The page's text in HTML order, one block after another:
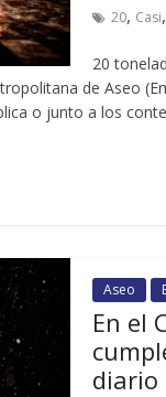
20, Casi,
20
de Aseo
o junto a los
Aseo
En el
diario